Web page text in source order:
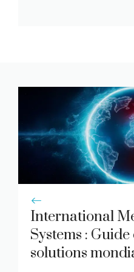
International
Systems :
solutions